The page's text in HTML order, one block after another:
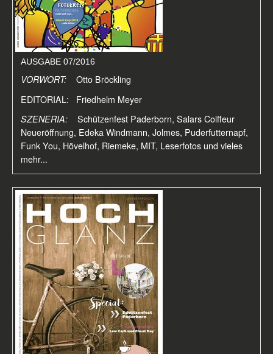
AUSGABE 07/2016
VORWORT:
Otto Bröckling
EDITORIAL: Friedhelm Meyer
SZENERIA: Schützenfest Paderborn, Salars Coiffeur
Neueröffnung, Edeka Windmann, Jolmes, Puderfutternapf,
Funk You, Hövelhof, Riemeke, MIT, Leserfotos und vieles
mehr...